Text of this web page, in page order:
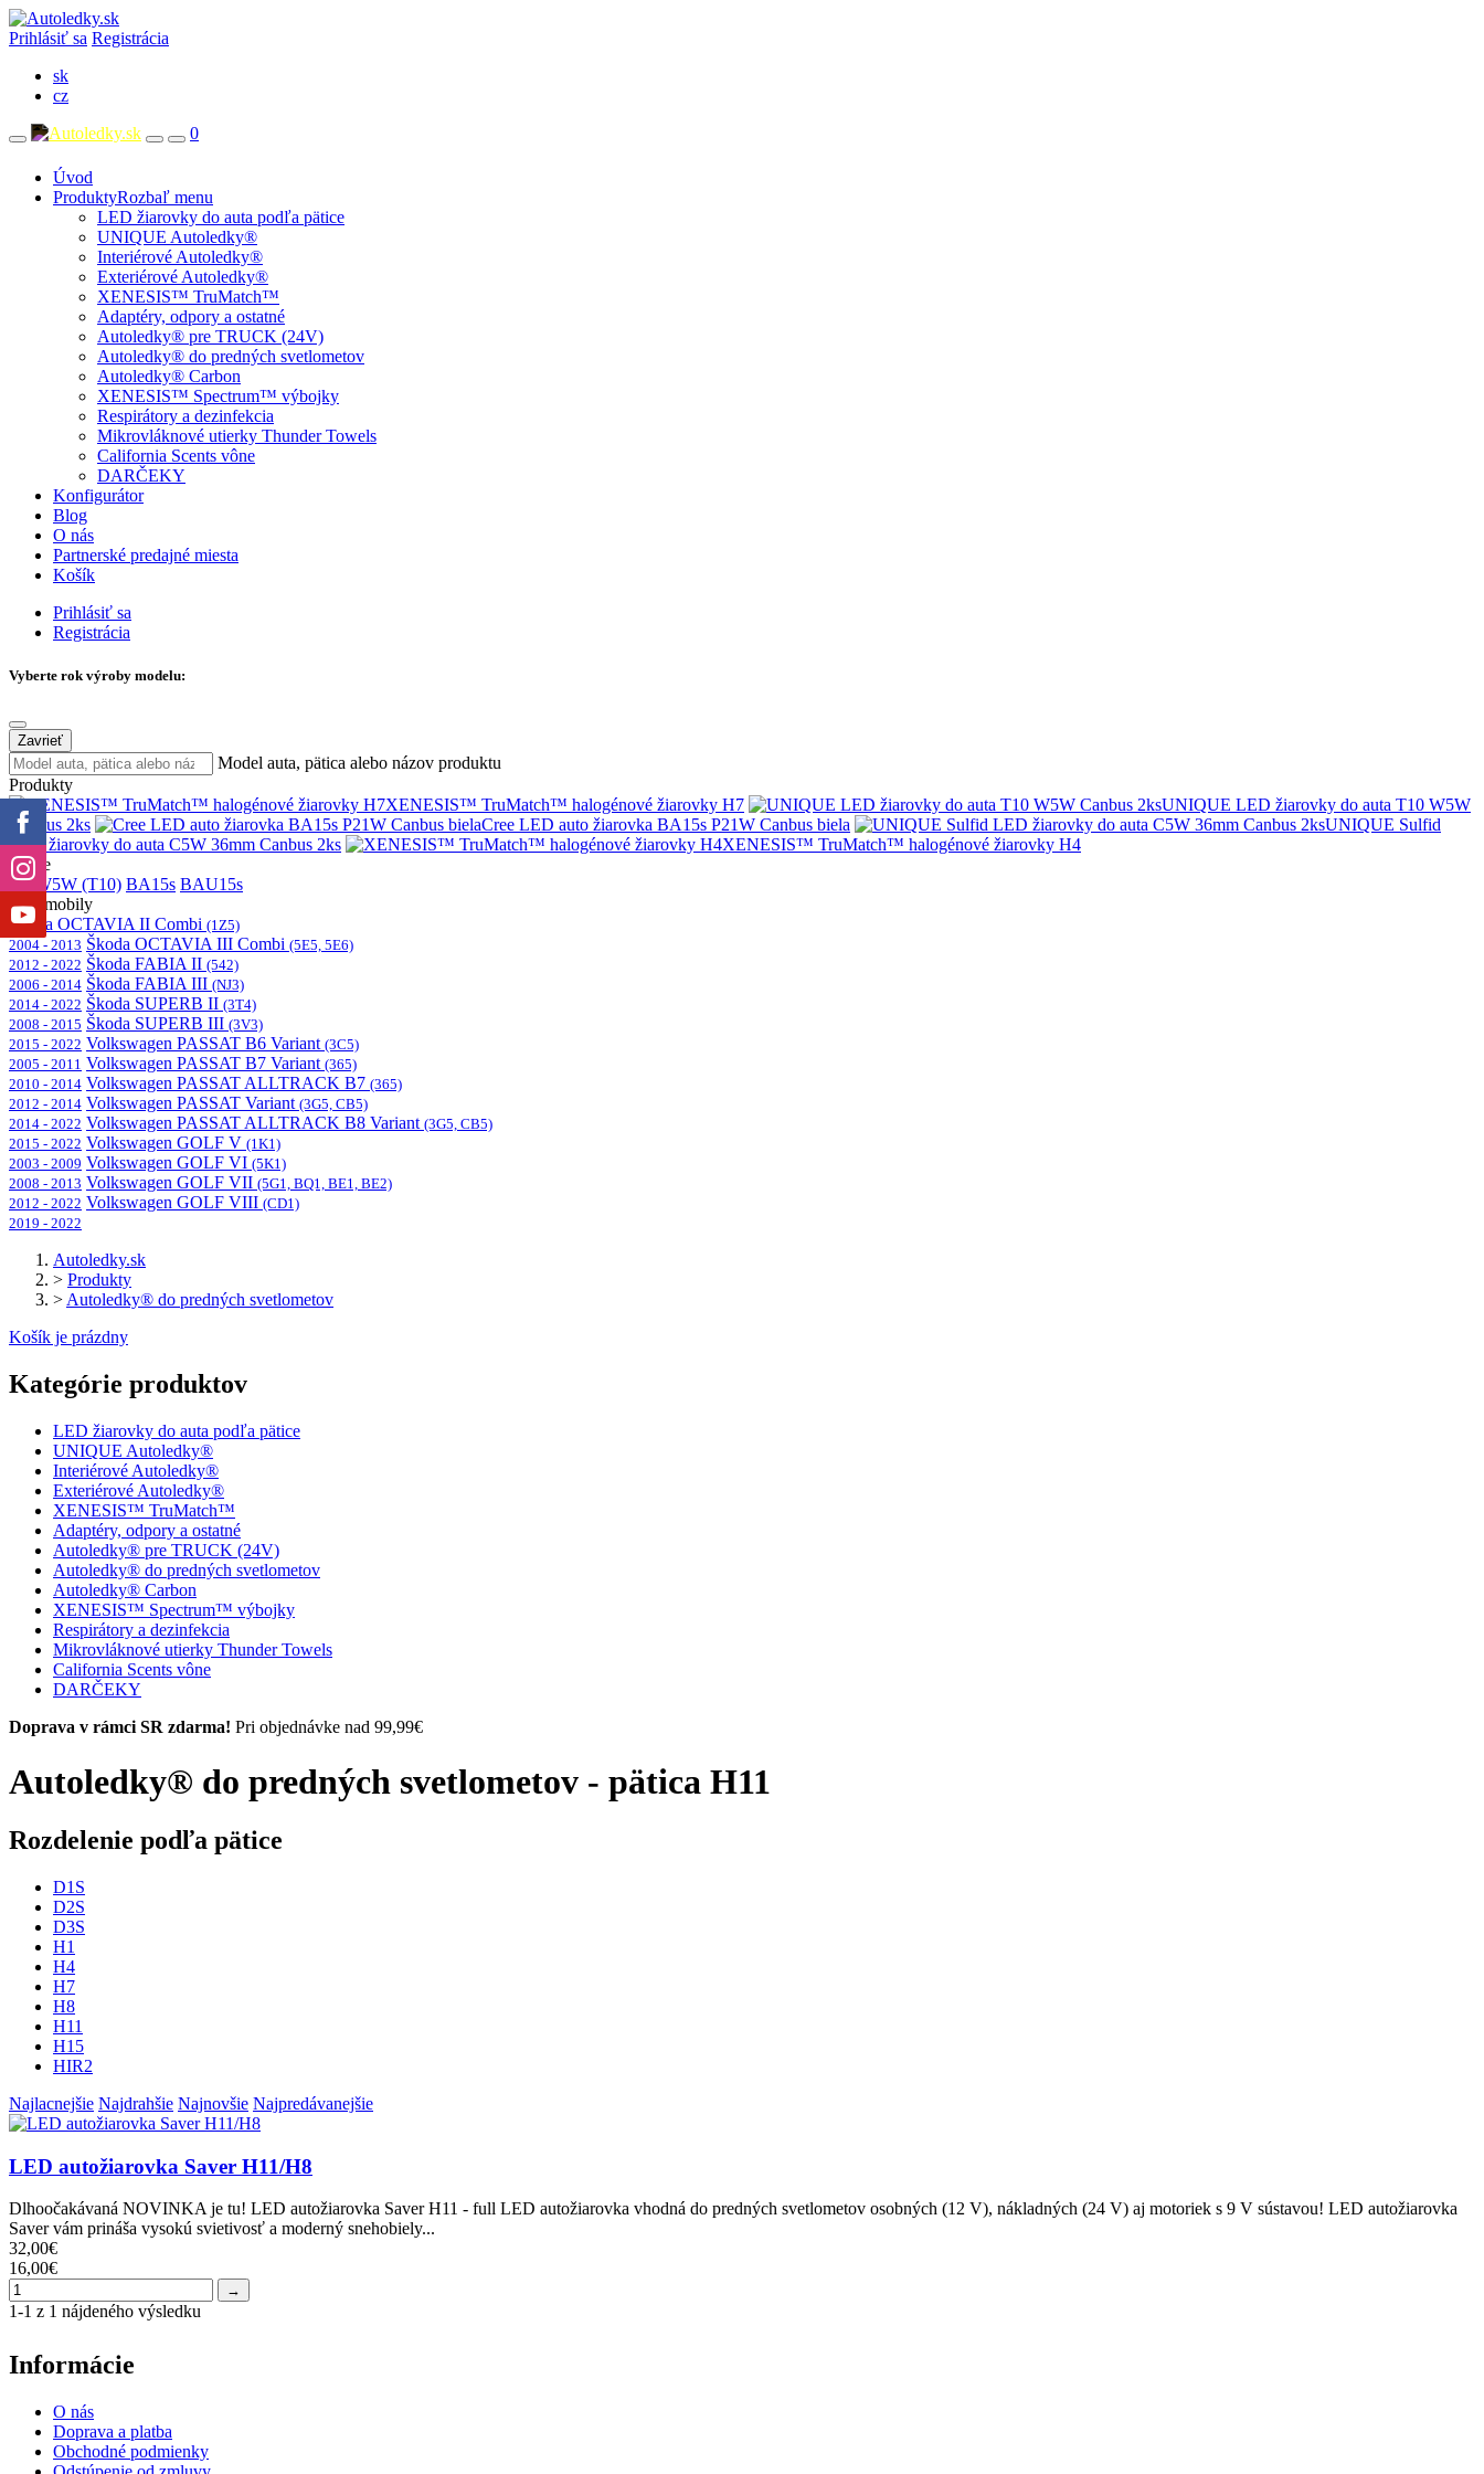
Prihlásiť sa Registrácia
sk
cz
0
Úvod
ProduktyRozbaľ menu
LED žiarovky do auta podľa pätice
UNIQUE Autoledky®
Interiérové Autoledky®
Exteriérové Autoledky®
XENESIS™ TruMatch™
Adaptéry, odpory a ostatné
Autoledky® pre TRUCK (24V)
Autoledky® do predných svetlometov
Autoledky® Carbon
XENESIS™ Spectrum™ výbojky
Respirátory a dezinfekcia
Mikrovláknové utierky Thunder Towels
California Scents vône
DARČEKY
Konfigurátor
Blog
O nás
Partnerské predajné miesta
Košík
Prihlásiť sa
Registrácia
Vyberte rok výroby modelu:
Zavrieť
Model auta, pätica alebo názov produktu
Produkty
XENESIS™ TruMatch™ halogénové žiarovky H7
UNIQUE LED žiarovky do auta T10 W5W
Canbus 2ks
Cree LED auto žiarovka BA15s P21W Canbus biela
UNIQUE Sulfid
LED žiarovky do auta C5W 36mm Canbus 2ks
XENESIS™ TruMatch™ halogénové žiarovky H4
Pätice
H7
W5W (T10) BA15s BAU15s
Automobily
Škoda OCTAVIA II Combi (1Z5)
2004 - 2013 Škoda OCTAVIA III Combi (5E5, 5E6)
2012 - 2022 Škoda FABIA II (542)
2006 - 2014 Škoda FABIA III (NJ3)
2014 - 2022 Škoda SUPERB II (3T4)
2008 - 2015 Škoda SUPERB III (3V3)
2015 - 2022 Volkswagen PASSAT B6 Variant (3C5)
2005 - 2011 Volkswagen PASSAT B7 Variant (365)
2010 - 2014 Volkswagen PASSAT ALLTRACK B7 (365)
2012 - 2014 Volkswagen PASSAT Variant (3G5, CB5)
2014 - 2022 Volkswagen PASSAT ALLTRACK B8 Variant (3G5, CB5)
2015 - 2022 Volkswagen GOLF V (1K1)
2003 - 2009 Volkswagen GOLF VI (5K1)
2008 - 2013 Volkswagen GOLF VII (5G1, BQ1, BE1, BE2)
2012 - 2022 Volkswagen GOLF VIII (CD1)
2019 - 2022
Autoledky.sk
> Produkty
> Autoledky® do predných svetlometov
Košík je prázdny
Kategórie produktov
LED žiarovky do auta podľa pätice
UNIQUE Autoledky®
Interiérové Autoledky®
Exteriérové Autoledky®
XENESIS™ TruMatch™
Adaptéry, odpory a ostatné
Autoledky® pre TRUCK (24V)
Autoledky® do predných svetlometov
Autoledky® Carbon
XENESIS™ Spectrum™ výbojky
Respirátory a dezinfekcia
Mikrovláknové utierky Thunder Towels
California Scents vône
DARČEKY
Doprava v rámci SR zdarma! Pri objednávke nad 99,99€
Autoledky® do predných svetlometov - pätica H11
Rozdelenie podľa pätice
D1S
D2S
D3S
H1
H4
H7
H8
H11
H15
HIR2
Najlacnejšie Najdrahšie Najnovšie Najpredávanejšie
LED autožiarovka Saver H11/H8
Dlhoočakávaná NOVINKA je tu! LED autožiarovka Saver H11 - full LED autožiarovka vhodná do predných svetlometov osobných (12 V), nákladných (24 V) aj motoriek s 9 V sústavou! LED autožiarovka
Saver vám prináša vysokú svietivosť a moderný snehobiely...
32,00€
16,00€
→
1-1 z 1 nájdeného výsledku
Informácie
O nás
Doprava a platba
Obchodné podmienky